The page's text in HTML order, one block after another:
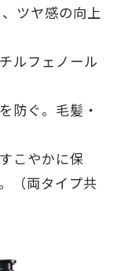
ツヤ感の向上
ルフェノール
防ぐ。毛髪・
かに保
（両タイプ共